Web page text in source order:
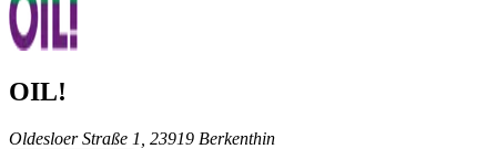
OIL!
Oldesloer Straße 1, 23919 Berkenthin